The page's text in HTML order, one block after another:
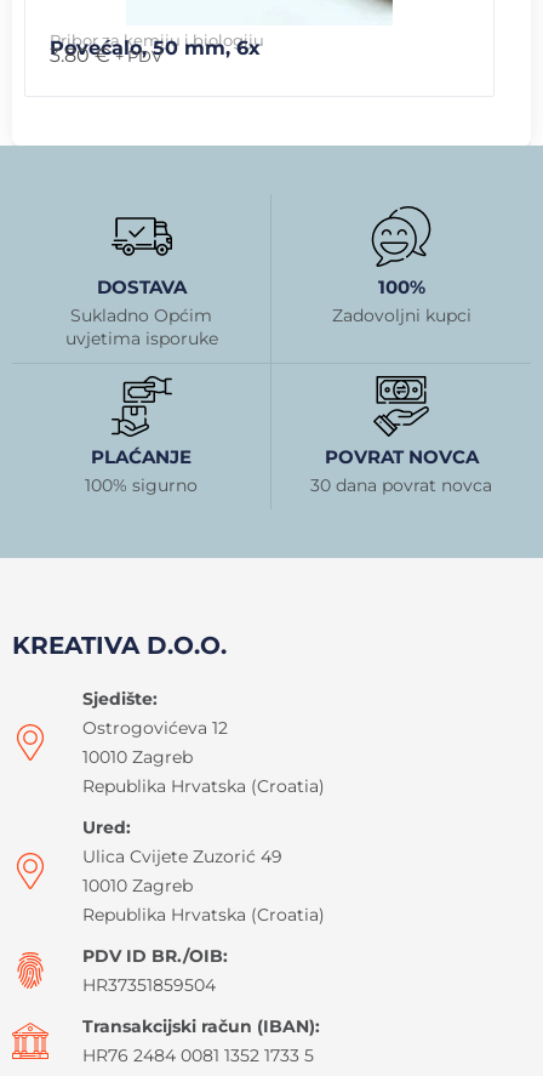
Pribor za kemiju i biologiju
Povećalo, 50 mm, 6x
3.80€ + PDV
DOSTAVA
Sukladno Općim
uvjetima isporuke
100%
Zadovoljni kupci
PLAĆANJE
100% sigurno
POVRAT NOVCA
30 dana povrat novca
KREATIVA D.O.O.
Sjedište:
Ostrogovićeva 12
10010 Zagreb
Republika Hrvatska (Croatia)
Ured:
Ulica Cvijete Zuzorić 49
10010 Zagreb
Republika Hrvatska (Croatia)
PDV ID BR./OIB:
HR37351859504
Transakcijski račun (IBAN):
HR76 2484 0081 1352 1733 5